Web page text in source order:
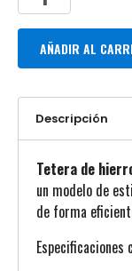
AÑADIR AL
Descripción
Tetera de
un modelo de
de forma
Especificaciones